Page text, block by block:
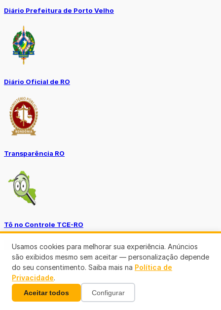
Diário Prefeitura de Porto Velho
Diário Oficial de RO
Transparência RO
Tô no Controle TCE-RO
Ver mais
Usamos cookies para melhorar sua experiência. Anúncios
são exibidos mesmo sem aceitar — personalização depende
do seu consentimento. Saiba mais na Política de
Privacidade.
Aceitar todos Configurar